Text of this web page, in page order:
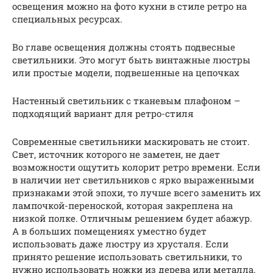
освещения можно на фото кухни в стиле ретро на
специальных ресурсах.
Во главе освещения должны стоять подвесные
светильники. Это могут быть винтажные люстры
или простые модели, подвешенные на цепочках
Настенный светильник с тканевым плафоном –
подходящий вариант для ретро-стиля
Современные светильники маскировать не стоит.
Свет, источник которого не заметен, не дает
возможности ощутить колорит ретро времени. Если
в наличии нет светильников с ярко выраженными
признаками этой эпохи, то лучше всего заменить их
лампочкой-переноской, которая закреплена на
низкой полке. Отличным решением будет абажур.
А в больших помещениях уместно будет
использовать даже люстру из хрусталя. Если
принято решение использовать светильники, то
нужно использовать ножки из дерева или металла.